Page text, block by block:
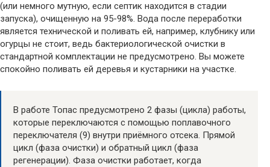
(или немного мутную, если септик находится в стадии
запуска), очищенную на 95-98%. Вода после переработки
является технической и поливать ей, например, клубнику или
огурцы не стоит, ведь бактериологической очистки в
стандартной комплектации не предусмотрено. Вы можете
спокойно поливать ей деревья и кустарники на участке.
В работе Топас предусмотрено 2 фазы (цикла) работы,
которые переключаются с помощью поплавочного
переключателя (9) внутри приёмного отсека. Прямой
цикл (фаза очистки) и обратный цикл (фаза
регенерации). Фаза очистки работает, когда